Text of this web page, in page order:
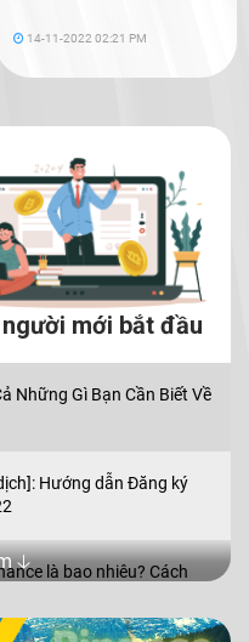
14-11-2022 02:21 PM
mới bắt đầu
Những Gì Bạn Cần Biết Về
Hướng dẫn Đăng ký
là bao nhiêu? Cách
🡣